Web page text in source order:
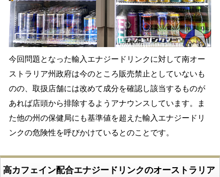
今回問題となった輸入エナジードリンクに対して南オー
ストラリア州政府は今のところ販売禁止としていないも
のの、取扱店舗には改めて成分を確認し該当するものが
あれば店頭から排除するようアナウンスしています。ま
た他の州の保健局にも基準値を超えた輸入エナジードリ
ンクの危険性を呼びかけているとのことです。
高カフェイン配合エナジードリンクのオーストラリア